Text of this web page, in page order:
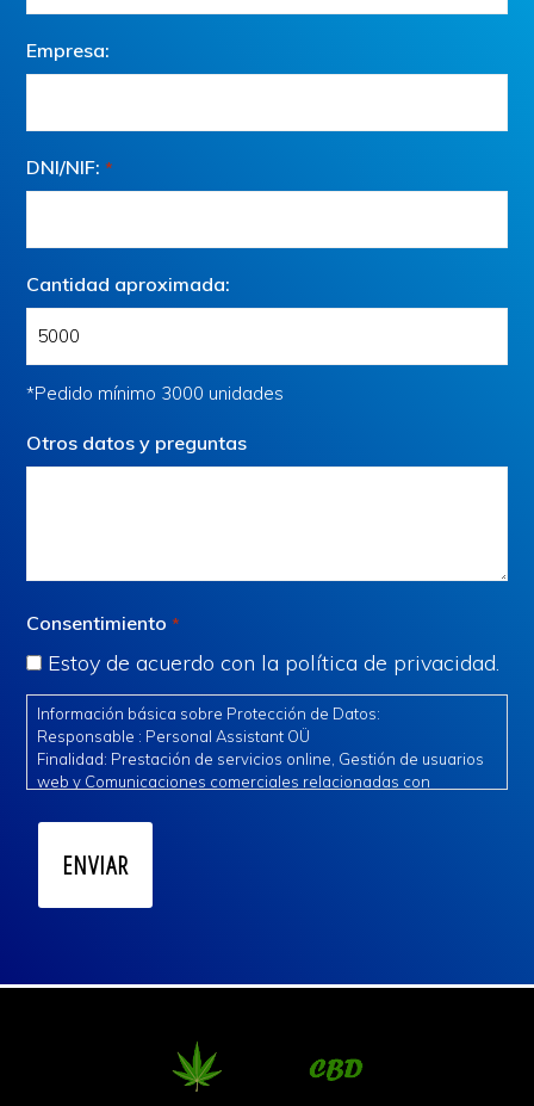
Empresa:
DNI/NIF: *
Cantidad aproximada:
*Pedido mínimo 3000 unidades
Otros datos y preguntas
Consentimiento *
Estoy de acuerdo con la política de privacidad.
Información básica sobre Protección de Datos:
Responsable : Personal Assistant OÜ
Finalidad: Prestación de servicios online, Gestión de usuarios
web y Comunicaciones comerciales relacionadas con
Legitimación: Consentimiento expreso e interés legítimo.
gestión del servicio.